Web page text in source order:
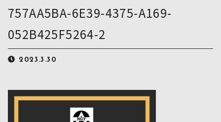
757AA5BA-6E39-4375-A169-
052B425F5264-2
2023.3.30